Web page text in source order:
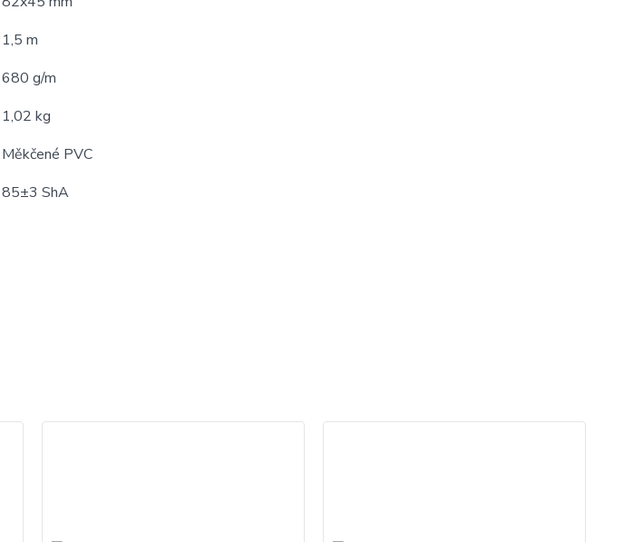
1,5 m
680 g/m
1,02 kg
Měkčené PVC
85±3 ShA